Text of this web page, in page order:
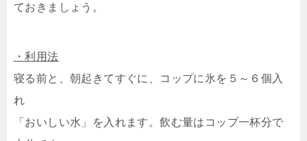
ておきましょう。
・利用法
寝る前と、朝起きてすぐに、コップに氷を５～６個入
れ
「おいしい水」を入れます。飲む量はコップ一杯分で